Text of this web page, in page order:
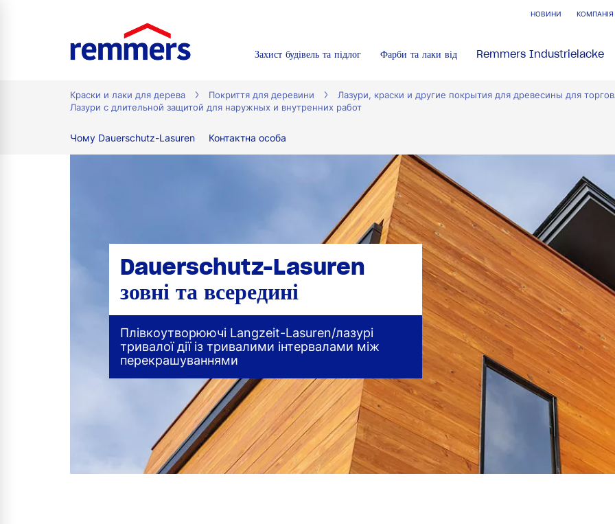
НОВИНИ КОМПАНІЯ
Захист будівель та підлог Фарби та лаки від Remmers Industrielacke
Краски и лаки для дерева Покриття для деревини
Лазури, краски и другие покрытия для древесины для
Лазури с длительной защитой для наружных и внутренних работ
Чому Dauerschutz-Lasuren Контактна особа
Dauerschutz-Lasuren
зовні та всередині
Плівкоутворюючі Langzeit-Lasuren/лазурі
тривалої дії із тривалими інтервалами між
перекрашуваннями